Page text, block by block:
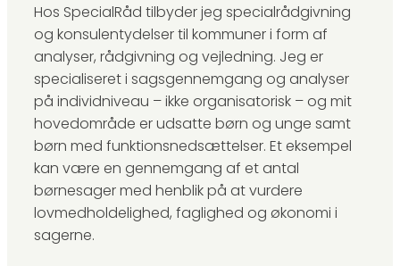
Hos SpecialRåd tilbyder jeg specialrådgivning
og konsulentydelser til kommuner i form af
analyser, rådgivning og vejledning. Jeg er
specialiseret i sagsgennemgang og analyser
på individniveau – ikke organisatorisk – og mit
hovedområde er udsatte børn og unge samt
børn med funktionsnedsættelser. Et eksempel
kan være en gennemgang af et antal
børnesager med henblik på at vurdere
lovmedholdelighed, faglighed og økonomi i
sagerne.